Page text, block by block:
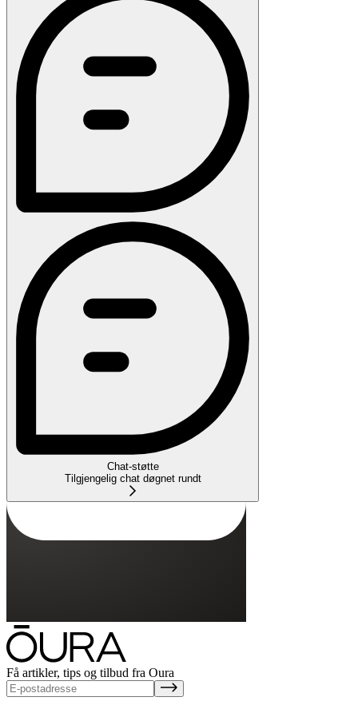
Chat-støtte
Tilgjengelig chat døgnet rundt
Få artikler, tips og tilbud fra Oura